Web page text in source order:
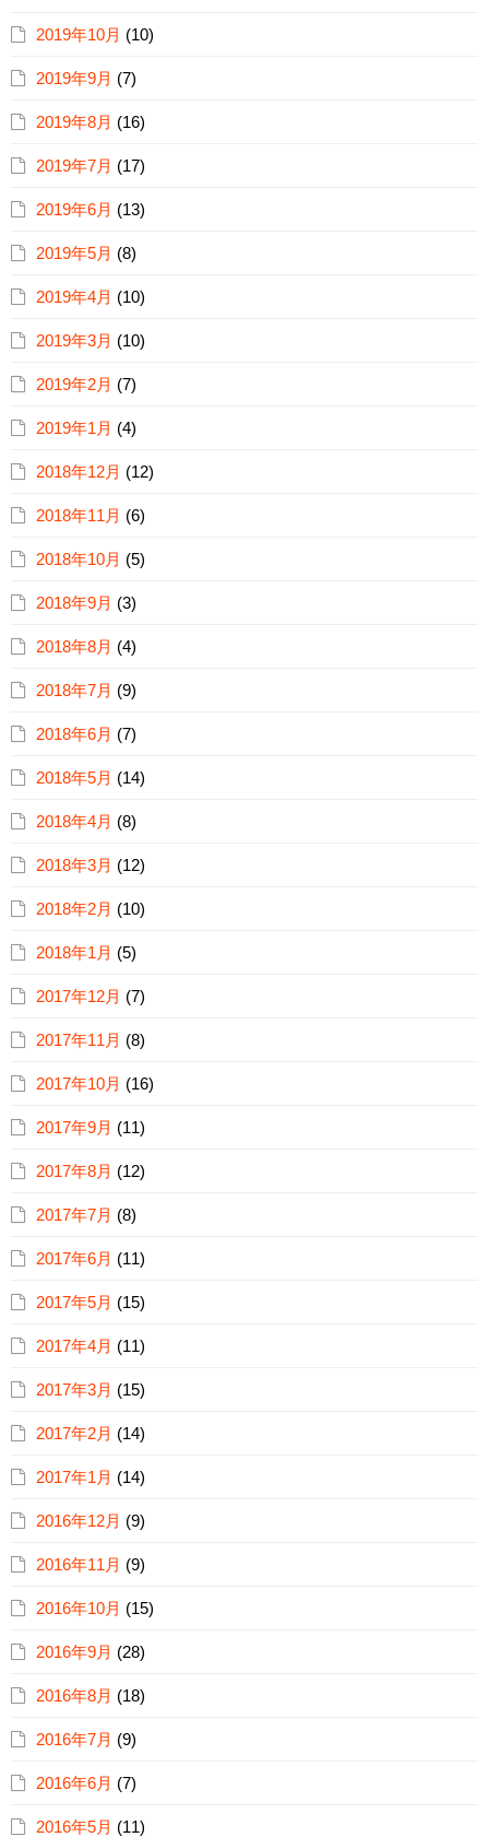
2019年10月 (10)
2019年9月 (7)
2019年8月 (16)
2019年7月 (17)
2019年6月 (13)
2019年5月 (8)
2019年4月 (10)
2019年3月 (10)
2019年2月 (7)
2019年1月 (4)
2018年12月 (12)
2018年11月 (6)
2018年10月 (5)
2018年9月 (3)
2018年8月 (4)
2018年7月 (9)
2018年6月 (7)
2018年5月 (14)
2018年4月 (8)
2018年3月 (12)
2018年2月 (10)
2018年1月 (5)
2017年12月 (7)
2017年11月 (8)
2017年10月 (16)
2017年9月 (11)
2017年8月 (12)
2017年7月 (8)
2017年6月 (11)
2017年5月 (15)
2017年4月 (11)
2017年3月 (15)
2017年2月 (14)
2017年1月 (14)
2016年12月 (9)
2016年11月 (9)
2016年10月 (15)
2016年9月 (28)
2016年8月 (18)
2016年7月 (9)
2016年6月 (7)
2016年5月 (11)